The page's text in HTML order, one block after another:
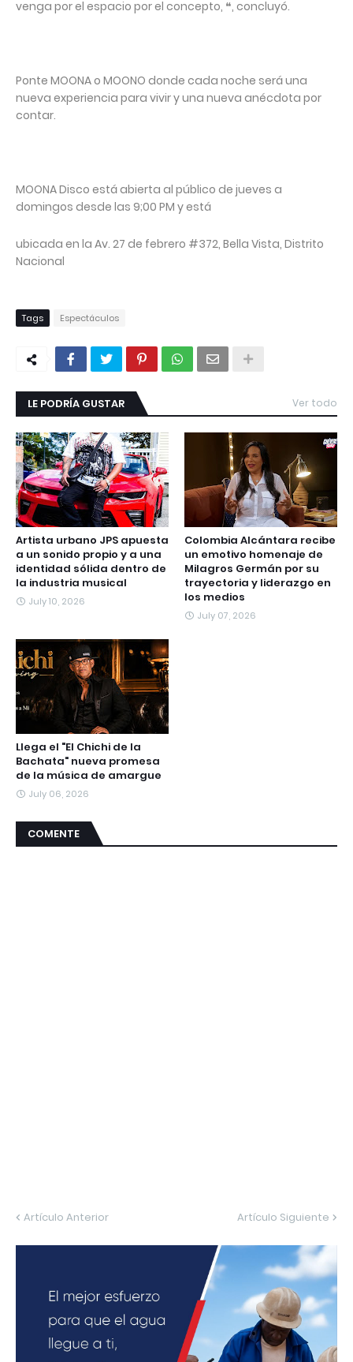
venga por el espacio por el concepto, ❝, concluyó.
Ponte MOONA o MOONO donde cada noche será una
nueva experiencia para vivir y una nueva anécdota por
contar.
MOONA Disco está abierta al público de jueves a
domingos desde las 9;00 PM y está
ubicada en la Av. 27 de febrero #372, Bella Vista, Distrito
Nacional
Tags Espectáculos
LE PODRÍA GUSTAR Ver todo
Artista urbano JPS apuesta
a un sonido propio y a una
identidad sólida dentro de
la industria musical
July 10, 2026
Colombia Alcántara recibe
un emotivo homenaje de
Milagros Germán por su
trayectoria y liderazgo en
los medios
July 07, 2026
Llega el "El Chichi de la
Bachata" nueva promesa
de la música de amargue
July 06, 2026
COMENTE
Artículo Anterior Artículo Siguiente